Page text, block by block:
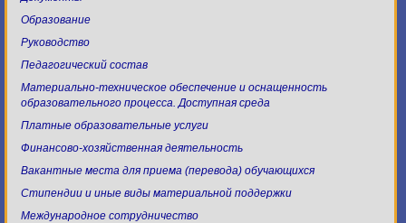
Образование
Руководство
Педагогический состав
Материально-техническое обеспечение и оснащенность
образовательного процесса. Доступная среда
Платные образовательные услуги
Финансово-хозяйственная деятельность
Вакантные места для приема (перевода) обучающихся
Стипендии и иные виды материальной поддержки
Международное сотрудничество